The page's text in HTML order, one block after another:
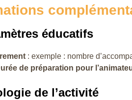
éducatifs
: exemple : nombre
de préparation pour
de l’activité